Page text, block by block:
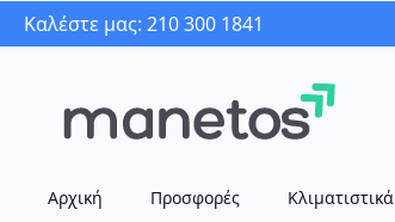
Καλέστε μας: 210 300 1841
Αρχική Προσφορές Κλιματιστικά